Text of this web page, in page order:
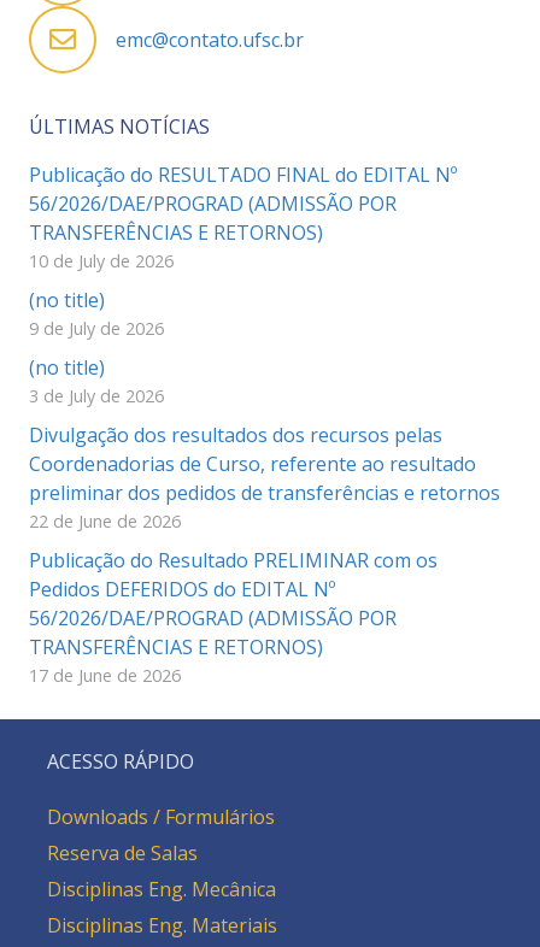
emc@contato.ufsc.br
ÚLTIMAS NOTÍCIAS
Publicação do RESULTADO FINAL do EDITAL Nº
56/2026/DAE/PROGRAD (ADMISSÃO POR
TRANSFERÊNCIAS E RETORNOS)
10 de July de 2026
(no title)
9 de July de 2026
(no title)
3 de July de 2026
Divulgação dos resultados dos recursos pelas
Coordenadorias de Curso, referente ao resultado
preliminar dos pedidos de transferências e retornos
22 de June de 2026
Publicação do Resultado PRELIMINAR com os
Pedidos DEFERIDOS do EDITAL Nº
56/2026/DAE/PROGRAD (ADMISSÃO POR
TRANSFERÊNCIAS E RETORNOS)
17 de June de 2026
ACESSO RÁPIDO
Downloads / Formulários
Reserva de Salas
Disciplinas Eng. Mecânica
Disciplinas Eng. Materiais